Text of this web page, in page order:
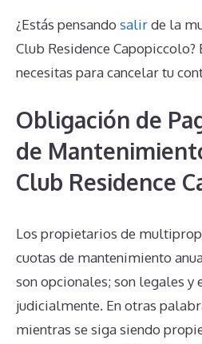
¿Estás pensando salirde la
Club Residence Capopiccolo?
necesitas para cancelar tu
Obligación de
de
Club Residence
Los propietarios de
cuotas de mantenimiento
son opcionales; son legales y
judicialmente. En otras
mientras se siga siendo